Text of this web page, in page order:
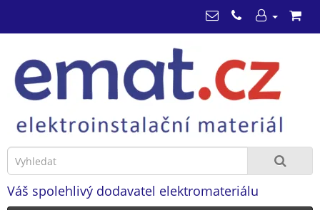
Váš spolehlivý dodavatel elektromateriálu